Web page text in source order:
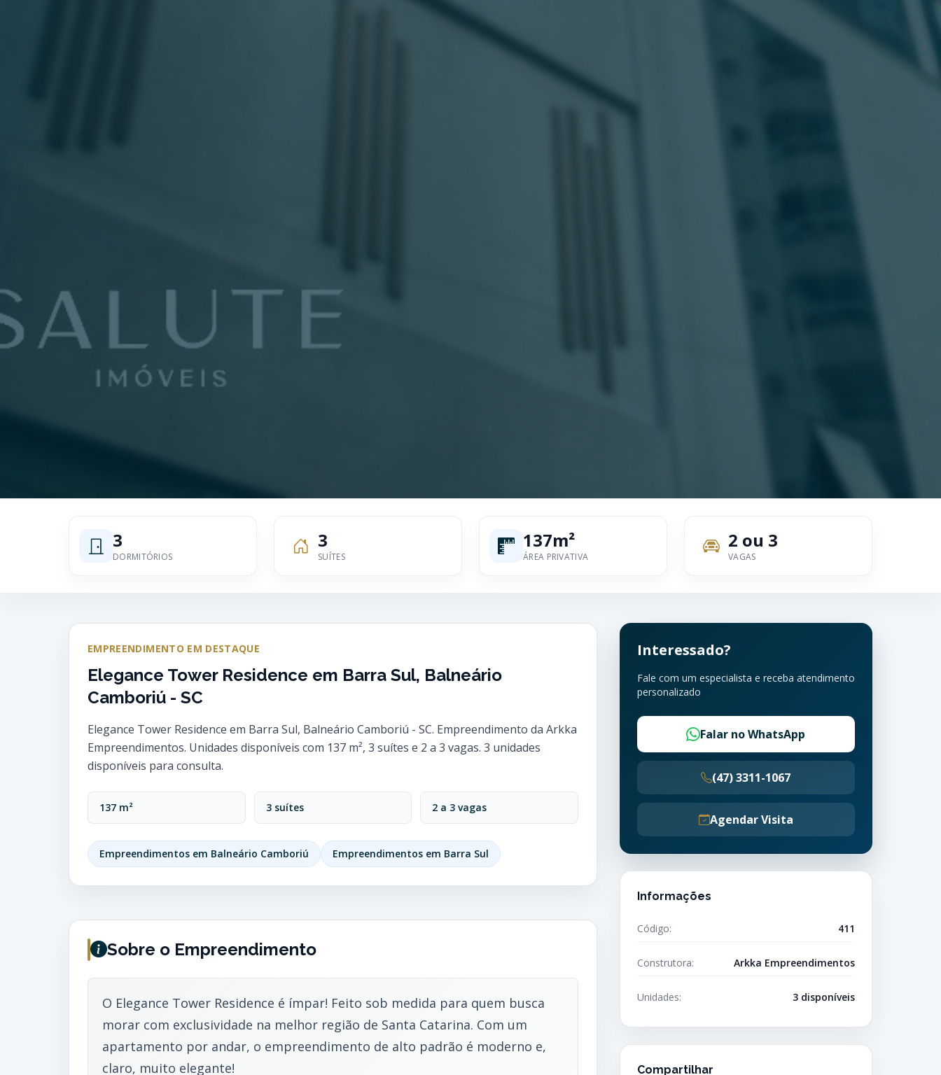
3
DORMITÓRIOS
3
SUÍTES
137m²
ÁREA PRIVATIVA
2 ou 3
VAGAS
EMPREENDIMENTO EM DESTAQUE
Elegance Tower Residence em Barra Sul, Balneário
Camboriú - SC
Elegance Tower Residence em Barra Sul, Balneário Camboriú - SC. Empreendimento da Arkka
Empreendimentos. Unidades disponíveis com 137 m², 3 suítes e 2 a 3 vagas. 3 unidades
disponíveis para consulta.
137 m² 3 suítes 2 a 3 vagas
Empreendimentos em Balneário Camboriú Empreendimentos em Barra Sul
Sobre o Empreendimento
O Elegance Tower Residence é ímpar! Feito sob medida para quem busca
morar com exclusividade na melhor região de Santa Catarina. Com um
apartamento por andar, o empreendimento de alto padrão é moderno e,
claro, muito elegante!
Interessado?
Fale com um especialista e receba atendimento
personalizado
Falar no WhatsApp
(47) 3311-1067
Agendar Visita
Informações
Código: 411
Construtora: Arkka Empreendimentos
Unidades: 3 disponíveis
Compartilhar